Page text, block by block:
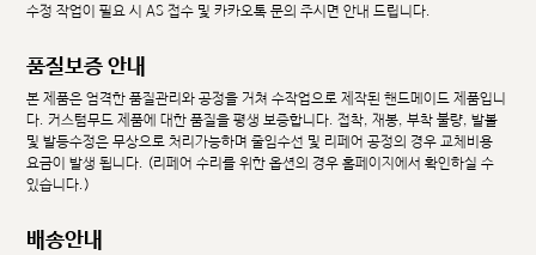
수정 작업이 필요 시 AS 접수 및 카카오톡 문의 주시면 안내 드립니다.
품질보증 안내
본 제품은 엄격한 품질관리와 공정을 거쳐 수작업으로 제작된 핸드메이드 제품입니
다. 커스텀무드 제품에 대한 품질을 평생 보증합니다. 접착, 재봉, 부착 불량, 발볼
및 발등수정은 무상으로 처리가능하며 줄임수선 및 리페어 공정의 경우 교체비용
요금이 발생 됩니다. (리페어 수리를 위한 옵션의 경우 홈페이지에서 확인하실 수
있습니다.)
배송안내